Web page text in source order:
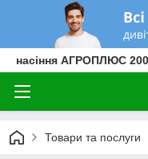
насіння АГРОПЛЮС
Товари та послуги